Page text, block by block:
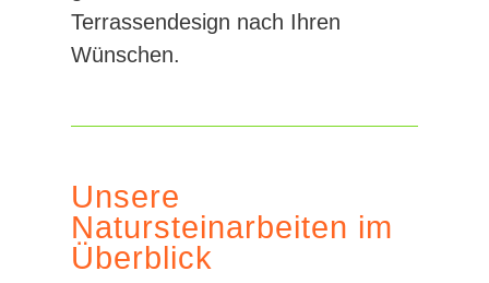
Terrassendesign nach Ihren
Wünschen.
Unsere
Natursteinarbeiten im
Überblick